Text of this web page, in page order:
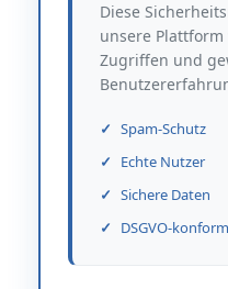
Diese
unsere
Zugriffen und
Spam-Schutz
Echte Nutzer
Sichere Daten
DSGVO-konform